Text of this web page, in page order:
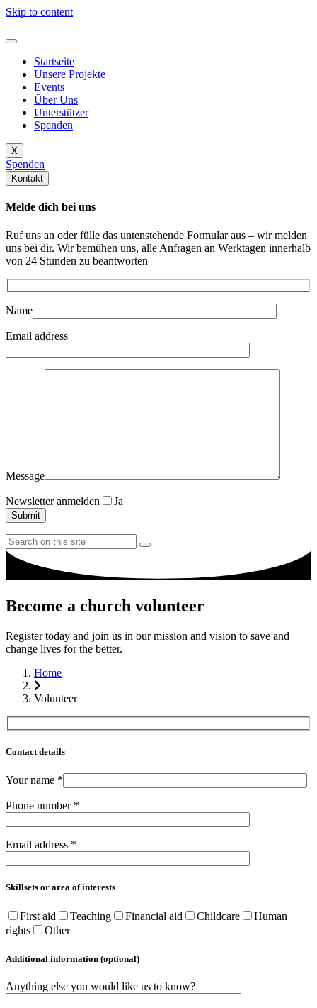
Skip to content
Startseite
Unsere Projekte
Events
Über Uns
Unterstützer
Spenden
X
Spenden
Kontakt
Melde dich bei uns
Ruf uns an oder fülle das untenstehende Formular aus – wir melden
uns bei dir. Wir bemühen uns, alle Anfragen an Werktagen innerhalb
von 24 Stunden zu beantworten
Name
Email address
Message
Newsletter anmelden Ja
Become a church volunteer
Register today and join us in our mission and vision to save and
change lives for the better.
Home
Volunteer
Contact details
Your name *
Phone number *
Email address *
Skillsets or area of interests
First aid Teaching Financial aid Childcare
Human
rights
Other
Additional information (optional)
Anything else you would like us to know?